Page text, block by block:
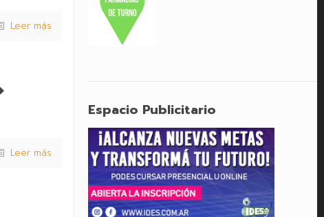
Leer más
Leer más
Espacio Publicitario